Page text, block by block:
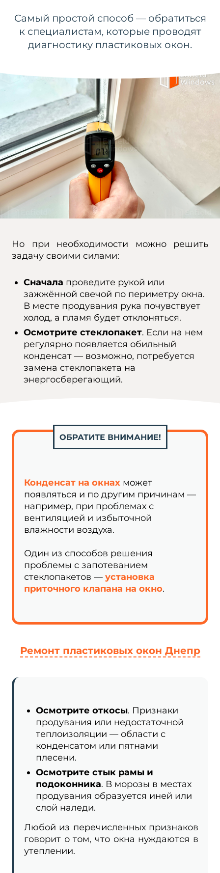
Самый простой способ — обратиться
к специалистам, которые проводят
диагностику пластиковых окон.
Но при необходимости можно решить
задачу своими силами:
Сначала проведите рукой или
зажжённой свечой по периметру окна.
В месте продувания рука почувствует
холод, а пламя будет отклоняться.
Осмотрите стеклопакет. Если на нем
регулярно появляется обильный
конденсат — возможно, потребуется
замена стеклопакета на
энергосберегающий.
ОБРАТИТЕ ВНИМАНИЕ!
Конденсат на окнах может
появляться и по другим причинам —
например, при проблемах с
вентиляцией и избыточной
влажности воздуха.
Один из способов решения
проблемы с запотеванием
стеклопакетов — установка
приточного клапана на окно.
Ремонт пластиковых окон Днепр
Осмотрите откосы. Признаки
продувания или недостаточной
теплоизоляции — области с
конденсатом или пятнами
плесени.
Осмотрите стык рамы и
подоконника. В морозы в местах
продувания образуется иней или
слой наледи.
Любой из перечисленных признаков
говорит о том, что окна нуждаются в
утеплении.